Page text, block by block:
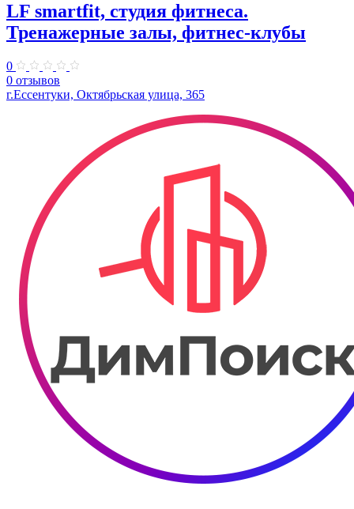
LF smartfit, студия фитнеса.
Тренажерные залы, фитнес-клубы
0
0 отзывов
г.Ессентуки, Октябрьская улица, 365